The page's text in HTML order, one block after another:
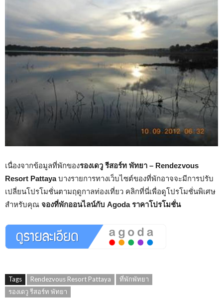
เนื่องจากข้อมูลที่พักของรองเดวู รีสอร์ท พัทยา – Rendezvous
Resort Pattayaบางรายการทางเว็บไซต์ของที่พักอาจจะมีการปรับ
เปลี่ยนโปรโมชั่นตามฤดูกาลท่องเที่ยว คลิกที่นี่เพื่อดูโปรโมชั่นพิเศษ
สำหรับคุณ จองที่พักออนไลน์กับ Agoda ราคาโปรโมชั่น
Tags Rendezvous Resort Pattaya
ที่พักพัทยา
รองเดวู รีสอร์ท พัทยา